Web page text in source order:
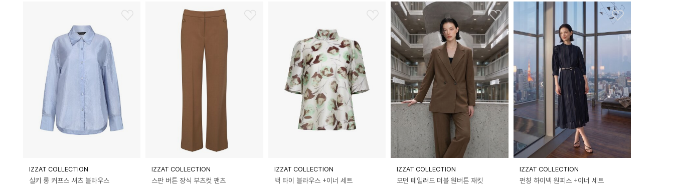
IZZAT COLLECTION
실키 롱 커프스 셔츠 블라우스
IZZAT COLLECTION
스판 버튼 장식 부츠컷 팬츠
IZZAT COLLECTION
백 타이 블라우스 +이너 세트
IZZAT COLLECTION
모던 테일러드 더블 원버튼 재킷
IZZAT COLLECTION
펀칭 하이넥 원피스 +이너 세트